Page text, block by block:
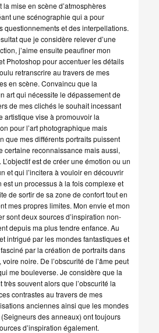
la mise en scène d’atmosphères
une scénographie qui a pour
questionnements et des interpellations.
que je considère relever d’une
j’aime ensuite peaufiner mon
Photoshop pour accentuer les détails
retranscrire au travers de mes
en scène. Convaincu que la
art qui nécessite le dépassement de
de mes clichés le souhait incessant
artistique vise à promouvoir la
pour l’art photographique mais
que mes différents portraits puissent
certaine reconnaissance mais aussi,
est de créer une émotion ou un
et qui l’incitera à vouloir en découvrir
est un processus à la fois complexe et
de sortir de sa zone de confort tout en
mes propres limites. Mon envie et mon
sont deux sources d’inspiration non-
depuis ma plus tendre enfance. Au
intrigué par les mondes fantastiques et
par la création de portraits dans
noire. De l’obscurité de l’âme peut
me bouleverse. Je considère que la
souvent alors que l’obscurité la
contrastes au travers de mes
anciennes ainsi que les mondes
des anneaux) ont toujours
d’inspiration également.